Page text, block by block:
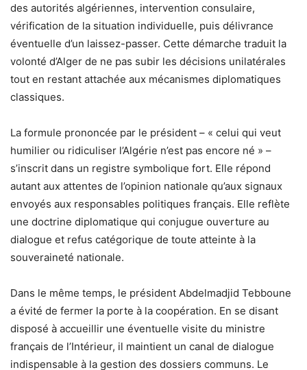
des autorités algériennes, intervention consulaire,
vérification de la situation individuelle, puis délivrance
éventuelle d’un laissez-passer. Cette démarche traduit la
volonté d’Alger de ne pas subir les décisions unilatérales
tout en restant attachée aux mécanismes diplomatiques
classiques.
La formule prononcée par le président – « celui qui veut
humilier ou ridiculiser l’Algérie n’est pas encore né » –
s’inscrit dans un registre symbolique fort. Elle répond
autant aux attentes de l’opinion nationale qu’aux signaux
envoyés aux responsables politiques français. Elle reflète
une doctrine diplomatique qui conjugue ouverture au
dialogue et refus catégorique de toute atteinte à la
souveraineté nationale.
Dans le même temps, le président Abdelmadjid Tebboune
a évité de fermer la porte à la coopération. En se disant
disposé à accueillir une éventuelle visite du ministre
français de l’Intérieur, il maintient un canal de dialogue
indispensable à la gestion des dossiers communs. Le